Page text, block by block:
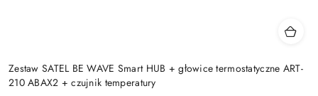
Zestaw SATEL BE WAVE Smart HUB + głowice termostatyczne ART-
210 ABAX2 + czujnik temperatury